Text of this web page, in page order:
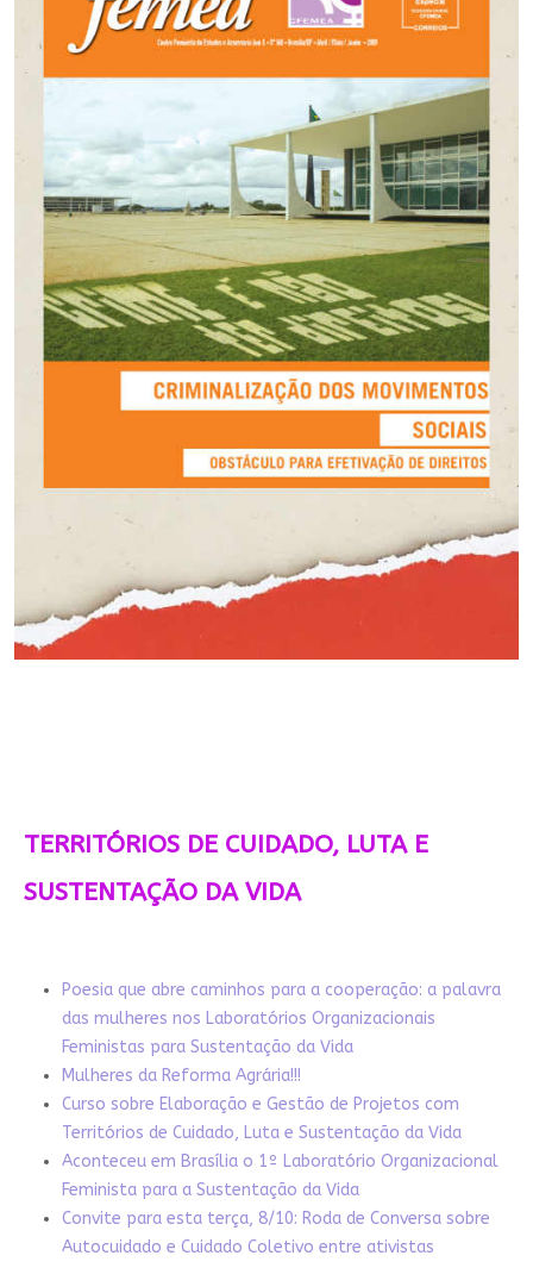
TERRITÓRIOS DE CUIDADO, LUTA E
SUSTENTAÇÃO DA VIDA
Poesia que abre caminhos para a cooperação: a palavra
das mulheres nos Laboratórios Organizacionais
Feministas para Sustentação da Vida
Mulheres da Reforma Agrária!!!
Curso sobre Elaboração e Gestão de Projetos com
Territórios de Cuidado, Luta e Sustentação da Vida
Aconteceu em Brasília o 1º Laboratório Organizacional
Feminista para a Sustentação da Vida
Convite para esta terça, 8/10: Roda de Conversa sobre
Autocuidado e Cuidado Coletivo entre ativistas